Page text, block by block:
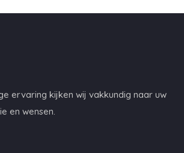
ervaring kijken wij vakkundig naar uw
en wensen.